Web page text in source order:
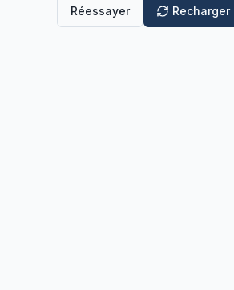
Réessayer
Recharger